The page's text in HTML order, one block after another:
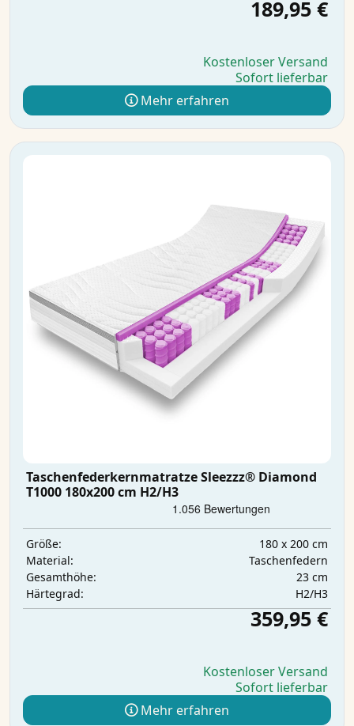
189,95 €
Kostenloser Versand
Sofort lieferbar
Mehr erfahren
Taschenfederkernmatratze Sleezzz® Diamond
T1000 180x200 cm H2/H3
Größe:
180 x 200 cm
Material:
Taschenfedern
Gesamthöhe:
23 cm
Härtegrad:
H2/H3
359,95 €
Kostenloser Versand
Sofort lieferbar
Mehr erfahren